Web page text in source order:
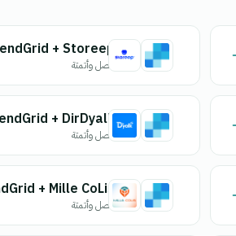
+ Storeep
اتصل وأتمتة
+ DirDyalk
اتصل وأتمتة
+ Mille CoLis
اتصل وأتمتة